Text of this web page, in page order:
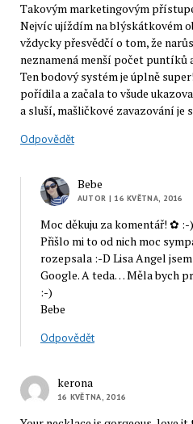
Takovým marketingovým
Nejvíc ujíždím na blýskátkovém
vždycky přesvědčí o tom, že
neznamená menší počet
Ten bodový systém je úplně
pořídila a začala to všude
a sluší, mašličkové zavazování je
Odpovědět
Bebe
AUTOR | 16 KVĚTNA, 2016
Moc děkuju za komentář! ✿
Přišlo mi to od nich moc
rozepsala :-D Lisa Angel
Google. A teda… Měla bych
:-)
Bebe
Odpovědět
kerona
16 KVĚTNA, 2016